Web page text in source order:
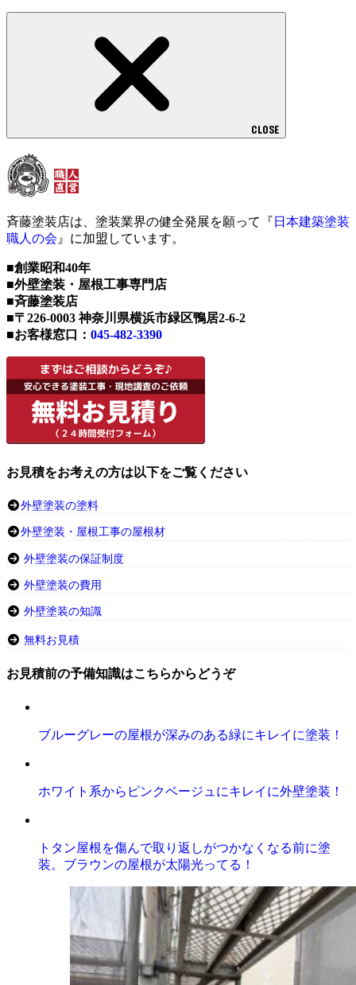
CLOSE
斉藤塗装店は、塗装業界の健全発展を願って『 日本建築塗装
職人の会 』に加盟しています。
■創業昭和40年
■外壁塗装・屋根工事専門店
■斉藤塗装店
■〒226-0003 神奈川県横浜市緑区鴨居2-6-2
■お客様窓口： 045-482-3390
お見積をお考えの方は以下をご覧ください
外壁塗装の塗料
外壁塗装・屋根工事の屋根材
外壁塗装の保証制度
外壁塗装の費用
外壁塗装の知識
無料お見積
お見積前の予備知識はこちらからどうぞ
ブルーグレーの屋根が深みのある緑にキレイに塗装！
ホワイト系からピンクベージュにキレイに外壁塗装！
トタン屋根を傷んで取り返しがつかなくなる前に塗
装。ブラウンの屋根が太陽光ってる！